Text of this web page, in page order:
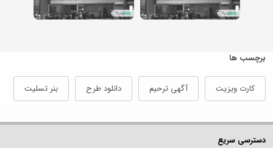
برچسب ها
کارت ویزیت آگهی ترحیم دانلود طرح بنر تسلیت
دسترسی سریع